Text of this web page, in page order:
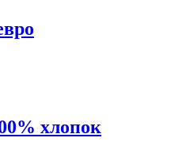
хлопок